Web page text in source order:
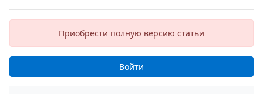
Приобрести полную версию статьи
Войти